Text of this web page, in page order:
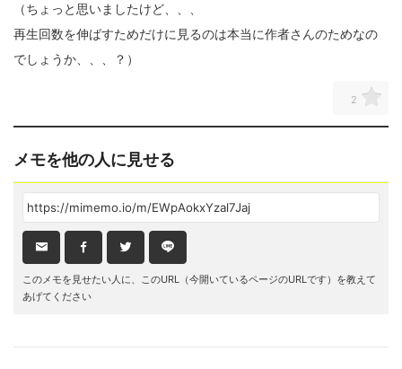
（ちょっと思いましたけど、、、
再生回数を伸ばすためだけに見るのは本当に作者さんのためなの
でしょうか、、、？）
2
メモを他の人に見せる
このメモを見せたい人に、このURL（今開いているページのURLです）を教えて
あげてください